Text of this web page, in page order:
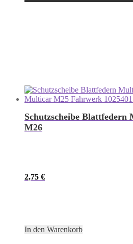
Schutzscheibe
M26
2,75 €
In den Warenkorb